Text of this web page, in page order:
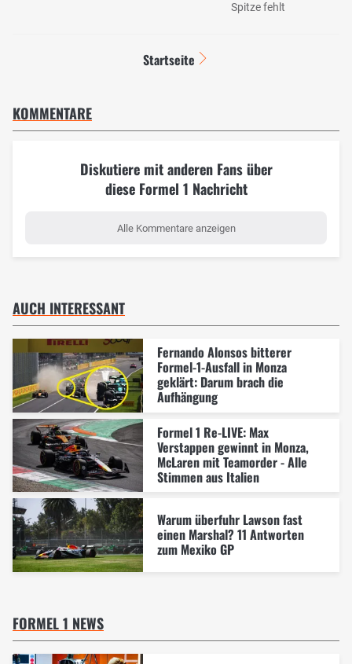
Spitze fehlt
Startseite
KOMMENTARE
Diskutiere mit anderen Fans über
diese Formel 1 Nachricht
Alle Kommentare anzeigen
AUCH INTERESSANT
Fernando Alonsos bitterer
Formel-1-Ausfall in Monza
geklärt: Darum brach die
Aufhängung
Formel 1 Re-LIVE: Max
Verstappen gewinnt in Monza,
McLaren mit Teamorder - Alle
Stimmen aus Italien
Warum überfuhr Lawson fast
einen Marshal? 11 Antworten
zum Mexiko GP
FORMEL 1 NEWS